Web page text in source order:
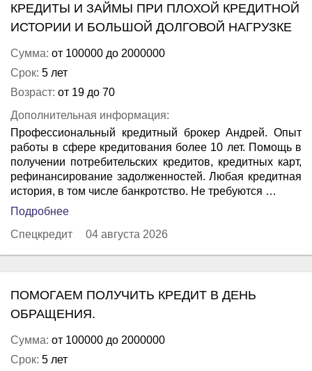
КРЕДИТЫ И ЗАЙМЫ ПРИ ПЛОХОЙ КРЕДИТНОЙ
ИСТОРИИ И БОЛЬШОЙ ДОЛГОВОЙ НАГРУЗКЕ
Сумма: от 100000 до 2000000
Срок: 5 лет
Возраст: от 19 до 70
Дополнительная информация:
Профессиональный кредитный брокер Андрей. Опыт
работы в сфере кредитования более 10 лет. Помощь в
получении потребительских кредитов, кредитных карт,
рефинансирование задолженностей. Любая кредитная
история, в том числе банкротство. Не требуются …
Подробнее
Спецкредит
04 августа 2026
ПОМОГАЕМ ПОЛУЧИТЬ КРЕДИТ В ДЕНЬ
ОБРАЩЕНИЯ.
Сумма: от 100000 до 2000000
Срок: 5 лет